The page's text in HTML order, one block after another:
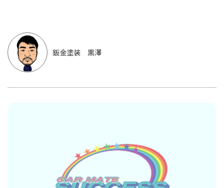
鈑金塗装 黒澤